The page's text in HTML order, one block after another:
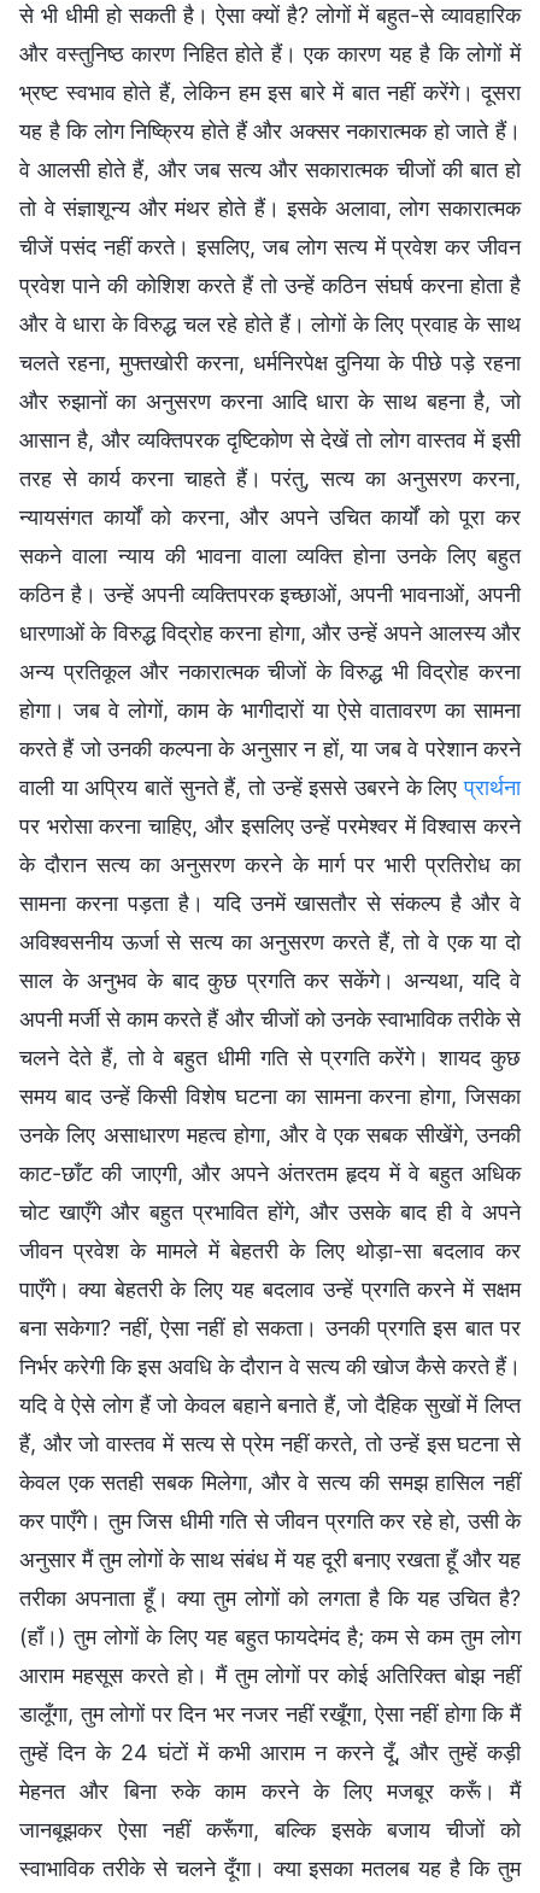
से भी धीमी हो सकती है। ऐसा क्यों है? लोगों में बहुत-से व्यावहारिक
और वस्तुनिष्ठ कारण निहित होते हैं। एक कारण यह है कि लोगों में
भ्रष्ट स्वभाव होते हैं, लेकिन हम इस बारे में बात नहीं करेंगे। दूसरा
यह है कि लोग निष्क्रिय होते हैं और अक्सर नकारात्मक हो जाते हैं।
वे आलसी होते हैं, और जब सत्य और सकारात्मक चीजों की बात हो
तो वे संज्ञाशून्य और मंथर होते हैं। इसके अलावा, लोग सकारात्मक
चीजें पसंद नहीं करते। इसलिए, जब लोग सत्य में प्रवेश कर जीवन
प्रवेश पाने की कोशिश करते हैं तो उन्हें कठिन संघर्ष करना होता है
और वे धारा के विरुद्ध चल रहे होते हैं। लोगों के लिए प्रवाह के साथ
चलते रहना, मुफ्तखोरी करना, धर्मनिरपेक्ष दुनिया के पीछे पड़े रहना
और रुझानों का अनुसरण करना आदि धारा के साथ बहना है, जो
आसान है, और व्यक्तिपरक दृष्टिकोण से देखें तो लोग वास्तव में इसी
तरह से कार्य करना चाहते हैं। परंतु, सत्य का अनुसरण करना,
न्यायसंगत कार्यों को करना, और अपने उचित कार्यों को पूरा कर
सकने वाला न्याय की भावना वाला व्यक्ति होना उनके लिए बहुत
कठिन है। उन्हें अपनी व्यक्तिपरक इच्छाओं, अपनी भावनाओं, अपनी
धारणाओं के विरुद्ध विद्रोह करना होगा, और उन्हें अपने आलस्य और
अन्य प्रतिकूल और नकारात्मक चीजों के विरुद्ध भी विद्रोह करना
होगा। जब वे लोगों, काम के भागीदारों या ऐसे वातावरण का सामना
करते हैं जो उनकी कल्पना के अनुसार न हों, या जब वे परेशान करने
वाली या अप्रिय बातें सुनते हैं, तो उन्हें इससे उबरने के लिएप्रार्थना
पर भरोसा करना चाहिए, और इसलिए उन्हें परमेश्वर में विश्वास करने
के दौरान सत्य का अनुसरण करने के मार्ग पर भारी प्रतिरोध का
सामना करना पड़ता है। यदि उनमें खासतौर से संकल्प है और वे
अविश्वसनीय ऊर्जा से सत्य का अनुसरण करते हैं, तो वे एक या दो
साल के अनुभव के बाद कुछ प्रगति कर सकेंगे। अन्यथा, यदि वे
अपनी मर्जी से काम करते हैं और चीजों को उनके स्वाभाविक तरीके से
चलने देते हैं, तो वे बहुत धीमी गति से प्रगति करेंगे। शायद कुछ
समय बाद उन्हें किसी विशेष घटना का सामना करना होगा, जिसका
उनके लिए असाधारण महत्व होगा, और वे एक सबक सीखेंगे, उनकी
काट-छाँट की जाएगी, और अपने अंतरतम हृदय में वे बहुत अधिक
चोट खाएँगे और बहुत प्रभावित होंगे, और उसके बाद ही वे अपने
जीवन प्रवेश के मामले में बेहतरी के लिए थोड़ा-सा बदलाव कर
पाएँगे। क्या बेहतरी के लिए यह बदलाव उन्हें प्रगति करने में सक्षम
बना सकेगा? नहीं, ऐसा नहीं हो सकता। उनकी प्रगति इस बात पर
निर्भर करेगी कि इस अवधि के दौरान वे सत्य की खोज कैसे करते हैं।
यदि वे ऐसे लोग हैं जो केवल बहाने बनाते हैं, जो दैहिक सुखों में लिप्त
हैं, और जो वास्तव में सत्य से प्रेम नहीं करते, तो उन्हें इस घटना से
केवल एक सतही सबक मिलेगा, और वे सत्य की समझ हासिल नहीं
कर पाएँगे। तुम जिस धीमी गति से जीवन प्रगति कर रहे हो, उसी के
अनुसार मैं तुम लोगों के साथ संबंध में यह दूरी बनाए रखता हूँ और यह
तरीका अपनाता हूँ। क्या तुम लोगों को लगता है कि यह उचित है?
(हाँ।) तुम लोगों के लिए यह बहुत फायदेमंद है; कम से कम तुम लोग
आराम महसूस करते हो। मैं तुम लोगों पर कोई अतिरिक्त बोझ नहीं
डालूँगा, तुम लोगों पर दिन भर नजर नहीं रखूँगा, ऐसा नहीं होगा कि मैं
तुम्हें दिन के 24 घंटों में कभी आराम न करने दूँ, और तुम्हें कड़ी
मेहनत और बिना रुके काम करने के लिए मजबूर करूँ। मैं
जानबूझकर ऐसा नहीं करूँगा, बल्कि इसके बजाय चीजों को
स्वाभाविक तरीके से चलने दूँगा। क्या इसका मतलब यह है कि तुम